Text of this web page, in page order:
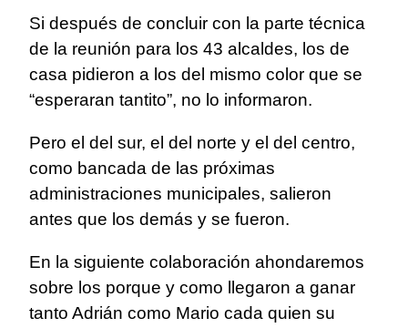
Si después de concluir con la parte técnica
de la reunión para los 43 alcaldes, los de
casa pidieron a los del mismo color que se
“esperaran tantito”, no lo informaron.
Pero el del sur, el del norte y el del centro,
como bancada de las próximas
administraciones municipales, salieron
antes que los demás y se fueron.
En la siguiente colaboración ahondaremos
sobre los porque y como llegaron a ganar
tanto Adrián como Mario cada quien su